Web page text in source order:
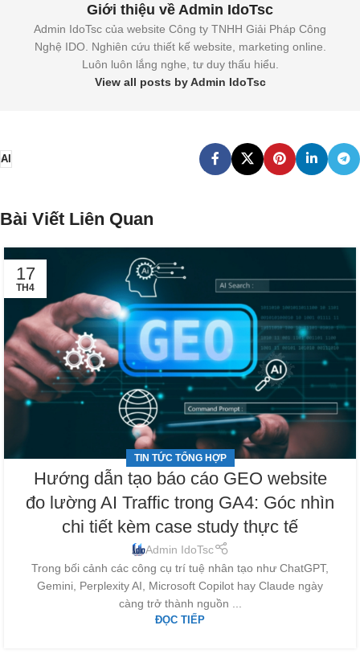
Giới thiệu về Admin IdoTsc
Admin IdoTsc của website Công ty TNHH Giải Pháp Công
Nghệ IDO. Nghiên cứu thiết kế website, marketing online.
Luôn luôn lắng nghe, tư duy thấu hiểu.
View all posts by Admin IdoTsc
AI
Bài Viết Liên Quan
17
TH4
TIN TỨC TỔNG HỢP
Hướng dẫn tạo báo cáo GEO website
đo lường AI Traffic trong GA4: Góc nhìn
chi tiết kèm case study thực tế
Admin IdoTsc
Trong bối cảnh các công cụ trí tuệ nhân tạo như ChatGPT,
Gemini, Perplexity AI, Microsoft Copilot hay Claude ngày
càng trở thành nguồn ...
ĐỌC TIẾP